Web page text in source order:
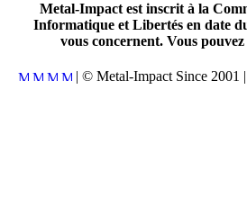
Metal-Impact est inscrit à la
Informatique et Libertés en date
vous concernent. Vous
| © Metal-Impact Since 2001